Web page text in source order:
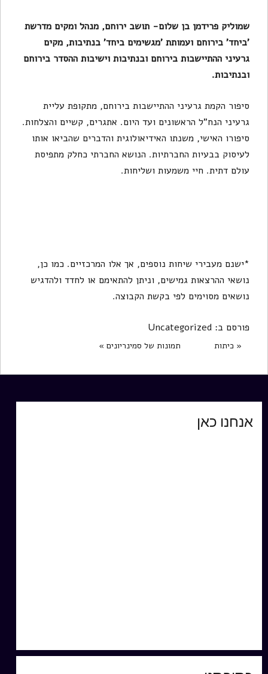
שמוליק פרידמן בן שלום- תושב ירוחם, מנהל ומקים מדרשת
'ביחד' בירוחם ועמותת 'מגשימים ביחד' בנתיבות, מקים
גרעיני ההתיישבות בירוחם ובנתיבות וישיבות ההסדר בירוחם
ובנתיבות.
סיפור הקמת גרעיני ההתיישבות בירוחם, מתקופת עליית
גרעיני הנח"ל הראשונים ועד היום. אתגרים, קשיים והצלחות.
סיפורו האישי, משנתו האידיאולוגית והדברים שהביאו אותו
לעיסוק בבעיות החברתיות. הנושא החברתי כחלק מתפיסת
עולם דתית. חיי משמעות ושליחות.
*ישנם מעבירי שיחות נוספים, אך אלו המרכזיים. כמו כן,
נושאי ההרצאות גמישים, וניתן להתאימם או לחדד ולהדגיש
נושאים מסוימים לפי בקשת הקבוצה.
פורסם ב: Uncategorized
« כיתות תמונות של סמינריונים »
אנחנו כאן